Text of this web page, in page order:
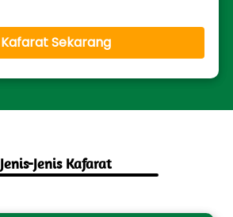
`Kafarat Sekarang
Jenis-Jenis Kafarat